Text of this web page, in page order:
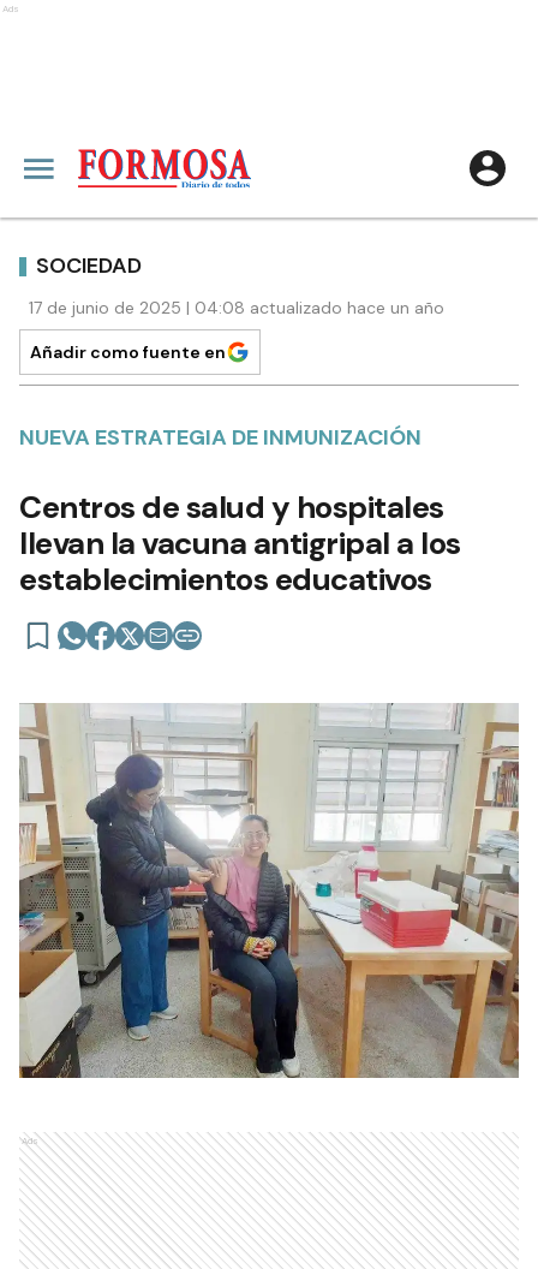
Ads
SOCIEDAD
17 de junio de 2025 | 04:08 actualizado hace un año
Añadir como fuente en
NUEVA ESTRATEGIA DE INMUNIZACIÓN
Centros de salud y hospitales
llevan la vacuna antigripal a los
establecimientos educativos
Ads